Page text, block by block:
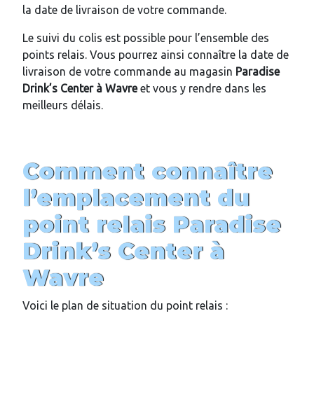
la date de livraison de votre commande.
Le suivi du colis est possible pour l’ensemble des
points relais. Vous pourrez ainsi connaître la date de
livraison de votre commande au magasin Paradise
Drink’s Centerà Wavreet vous y rendre dans les
meilleurs délais.
Comment connaître
l’emplacement du
point relais Paradise
Drink’s Centerà
Wavre
Voici le plan de situation du point relais :